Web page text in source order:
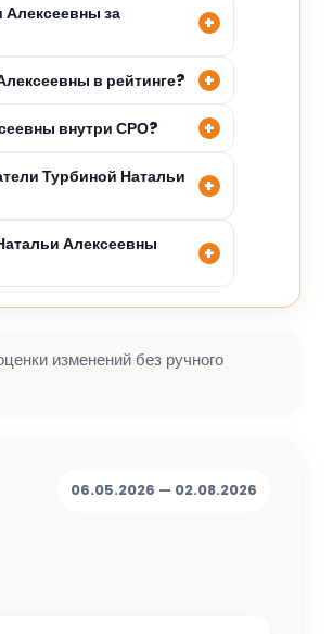
Алексеевны за
в рейтинге?
внутри СРО?
Турбиной Натальи
Алексеевны
изменений без ручного
06.05.2026 — 02.08.2026